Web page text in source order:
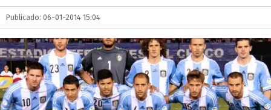
Publicado: 06-01-2014 15:04